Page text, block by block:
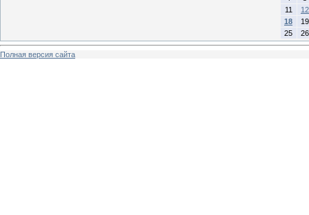
11
12
18
19
25
26
Полная версия сайта